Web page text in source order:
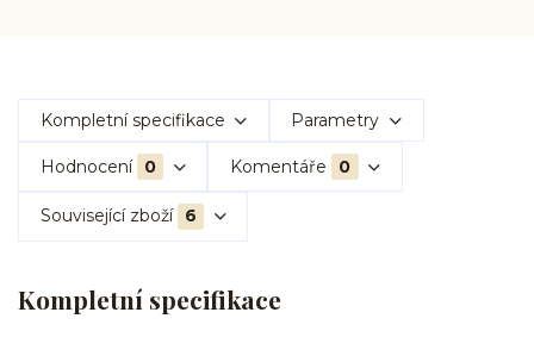
Kompletní specifikace Parametry
Hodnocení 0 Komentáře 0
Související zboží 6
Kompletní specifikace